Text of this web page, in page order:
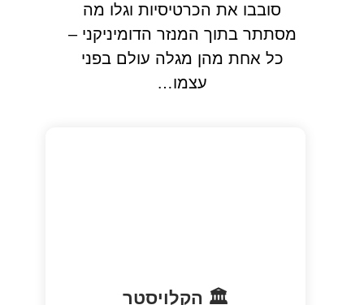
סובבו את הכרטיסיות וגלו מה
מסתתר בתוך המנזר הדומיניקני –
כל אחת מהן מגלה עולם בפני
🏛️ הקלויסטר
עמודים גותיים, גן שקט ואווירה מיסטית